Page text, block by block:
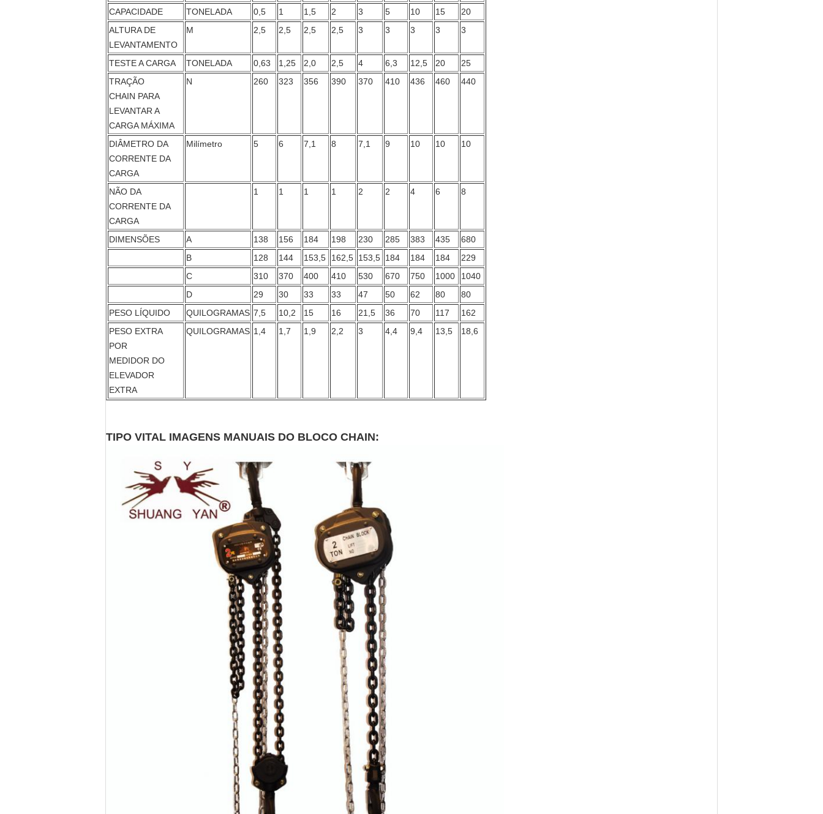
CAPACIDADE
TONELADA 0,5 1 1,5 2 3 5 10 15
20
ALTURA DE
LEVANTAMENTO
M 2,5 2,5 2,5 2,5 3 3 3 3 3
TESTE A CARGA TONELADA 0,63 1,25 2,0 2,5 4 6,3 12,5 20
25
TRAÇÃO
CHAIN PARA
LEVANTAR A
CARGA MÁXIMA
N 260 323 356 390 370 410 436 460 440
DIÂMETRO DA
CORRENTE DA
CARGA
Milímetro 5 6 7,1 8 7,1 9 10 10 10
NÃO DA
CORRENTE DA
CARGA
1 1 1 1 2 2 4 6 8
DIMENSÕES A 138 156 184 198 230 285 383 435
680
B
128 144 153,5 162,5 153,5 184 184 184
229
C
310 370 400 410 530 670 750 1000
1040
D
29 30 33 33 47 50 62 80
80
PESO LÍQUIDO
QUILOGRAMAS 7,5 10,2 15 16 21,5 36 70 117
162
PESO EXTRA
POR
MEDIDOR DO
ELEVADOR
EXTRA
QUILOGRAMAS 1,4 1,7 1,9 2,2 3 4,4 9,4 13,5 18,6
TIPO VITAL IMAGENS MANUAIS DO BLOCO CHAIN: